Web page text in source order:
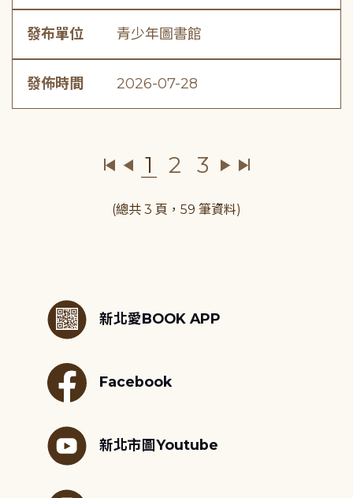
發布單位 青少年圖書館
發佈時間 2026-07-28
1 2 3
(總共 3 頁，59 筆資料)
新北愛BOOK APP
Facebook
新北市圖Youtube